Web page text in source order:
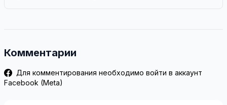
Комментарии
Для комментирования необходимо войти в аккаунт
Facebook (Meta)